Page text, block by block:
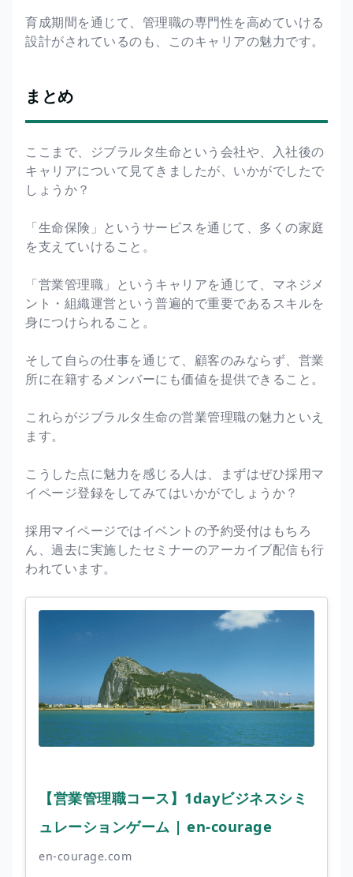
育成期間を通じて、管理職の専門性を高めていける
設計がされているのも、このキャリアの魅力です。
まとめ
ここまで、ジブラルタ生命という会社や、入社後の
キャリアについて見てきましたが、いかがでしたで
しょうか？
「生命保険」というサービスを通じて、多くの家庭
を支えていけること。
「営業管理職」というキャリアを通じて、マネジメ
ント・組織運営という普遍的で重要であるスキルを
身につけられること。
そして自らの仕事を通じて、顧客のみならず、営業
所に在籍するメンバーにも価値を提供できること。
これらがジブラルタ生命の営業管理職の魅力といえ
ます。
こうした点に魅力を感じる人は、まずはぜひ採用マ
イページ登録をしてみてはいかがでしょうか？
採用マイページではイベントの予約受付はもちろ
ん、過去に実施したセミナーのアーカイブ配信も行
われています。
【営業管理職コース】1dayビジネスシミ
ュレーションゲーム | en-courage
en-courage.com